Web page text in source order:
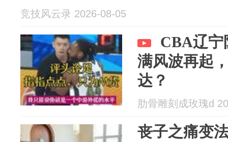
竞技风云录 2026-08-05
CBA辽宁
满风波再起
达？
肋骨雕刻成玫瑰d
丧子之痛变